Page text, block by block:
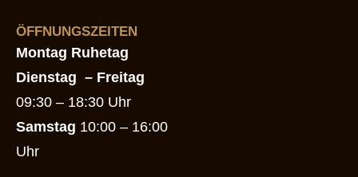
ÖFFNUNGSZEITEN
Montag Ruhetag
Dienstag – Freitag
09:30 – 18:30 Uhr
Samstag 10:00 – 16:00
Uhr